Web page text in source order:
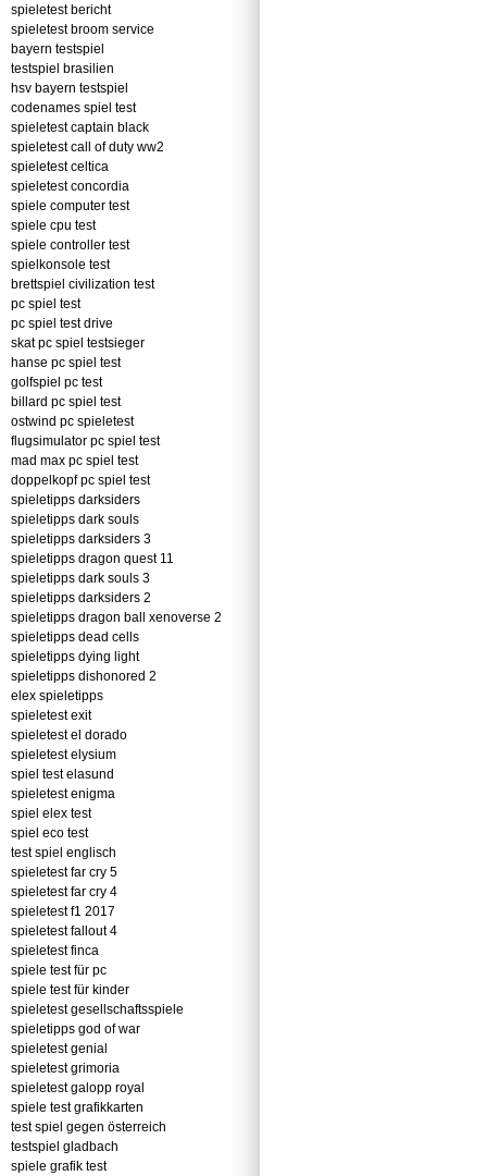
spieletest bericht
spieletest broom service
bayern testspiel
testspiel brasilien
hsv bayern testspiel
codenames spiel test
spieletest captain black
spieletest call of duty ww2
spieletest celtica
spieletest concordia
spiele computer test
spiele cpu test
spiele controller test
spielkonsole test
brettspiel civilization test
pc spiel test
pc spiel test drive
skat pc spiel testsieger
hanse pc spiel test
golfspiel pc test
billard pc spiel test
ostwind pc spieletest
flugsimulator pc spiel test
mad max pc spiel test
doppelkopf pc spiel test
spieletipps darksiders
spieletipps dark souls
spieletipps darksiders 3
spieletipps dragon quest 11
spieletipps dark souls 3
spieletipps darksiders 2
spieletipps dragon ball xenoverse 2
spieletipps dead cells
spieletipps dying light
spieletipps dishonored 2
elex spieletipps
spieletest exit
spieletest el dorado
spieletest elysium
spiel test elasund
spieletest enigma
spiel elex test
spiel eco test
test spiel englisch
spieletest far cry 5
spieletest far cry 4
spieletest f1 2017
spieletest fallout 4
spieletest finca
spiele test für pc
spiele test für kinder
spieletest gesellschaftsspiele
spieletipps god of war
spieletest genial
spieletest grimoria
spieletest galopp royal
spiele test grafikkarten
test spiel gegen österreich
testspiel gladbach
spiele grafik test